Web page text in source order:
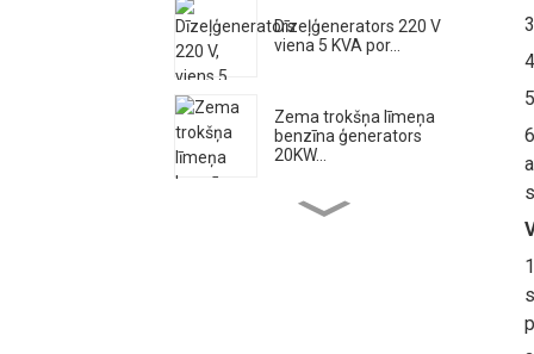
Dīzeļģenerators 220 V
viena 5 KVA por...
Zema trokšņa līmeņa
benzīna ģenerators
20KW...